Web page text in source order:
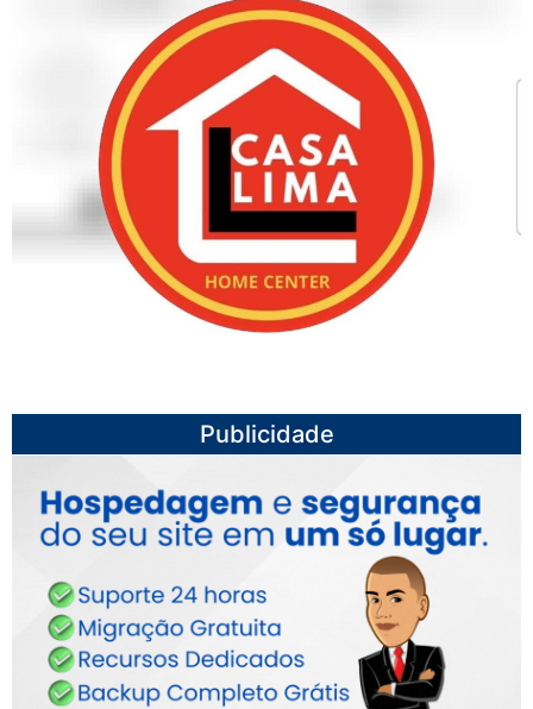
Publicidade